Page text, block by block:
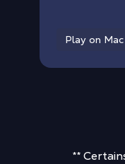
Play on Mac
**